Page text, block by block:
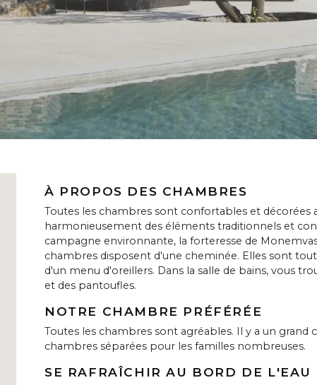
À PROPOS DES CHAMBRES
Toutes les chambres sont confortables et décorées
harmonieusement des éléments traditionnels et
campagne environnante, la forteresse de
chambres disposent d'une cheminée. Elles sont
d'un menu d'oreillers. Dans la salle de bains, vous
et des pantoufles.
NOTRE CHAMBRE PRÉFÉRÉE
Toutes les chambres sont agréables. Il y a un grand
chambres séparées pour les familles nombreuses.
SE RAFRAÎCHIR AU BORD DE L'EAU